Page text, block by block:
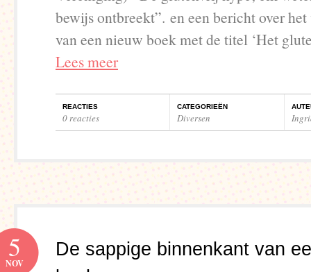
bewijs ontbreekt”. en een bericht over
van een nieuw boek met de titel ‘Het
Lees meer
REACTIES
0 reacties
CATEGORIEËN
Diversen
De sappige binnenkant van
5
NOV